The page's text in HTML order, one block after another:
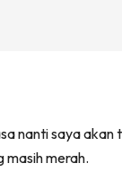
nanti saya
masih merah.